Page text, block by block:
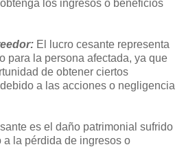
los ingresos o beneficios
El lucro cesante representa
para la persona afectada, ya que
de obtener ciertos
a las acciones o negligencia
es el daño patrimonial sufrido
la pérdida de ingresos o